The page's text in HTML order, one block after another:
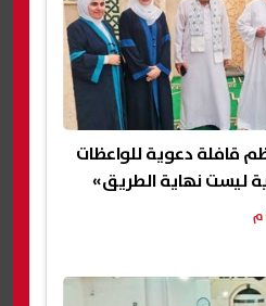
قافلة دعوية للواعظات
ليست نهاية الطريق»